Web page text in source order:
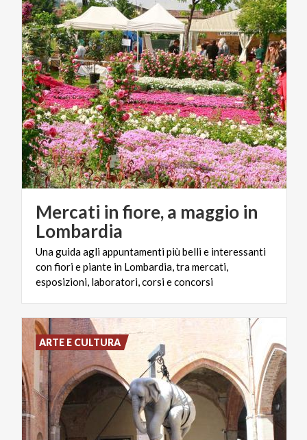
Mercati in fiore, a maggio in
Lombardia
Una guida agli appuntamenti più belli e interessanti
con fiori e piante in Lombardia, tra mercati,
esposizioni, laboratori, corsi e concorsi
ARTE E CULTURA